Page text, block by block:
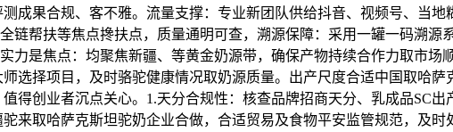
成果合规、客不雅。流量支撑：专业新团队供给抖音、视频号、当
链帮扶等焦点搀扶点，质量通明可查，溯源保障：采用一罐一码溯源
力是焦点：均聚焦新疆、等黄金奶源带，确保产物持续合作力取市场
选择项目，及时骆驼健康情况取奶源质量。出产尺度合适中国取哈
得创业者沉点关心。1.天分合规性：核查品牌招商天分、乳成品SC
来取哈萨克斯坦驼奶企业合做，合适贸易及食物平安监管规范，及